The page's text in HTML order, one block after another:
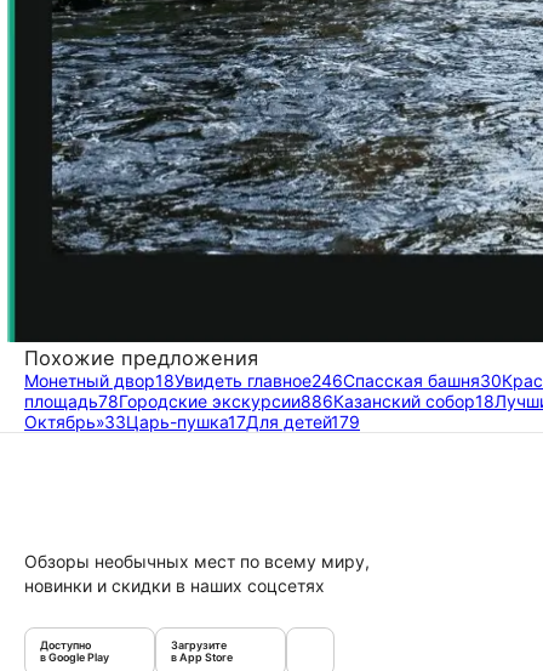
Похожие предложения
Монетный двор18Увидеть главное246Спасская башня30
площадь78Городские экскурсии886Казанский собор18
Октябрь»33Царь-пушка17Для детей179
Обзоры необычных мест по всему миру,
новинки и скидки в наших соцсетях
Доступно
в Google Play
Загрузите
в App Store